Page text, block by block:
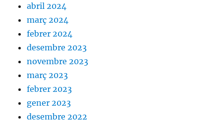
abril 2024
març 2024
febrer 2024
desembre 2023
novembre 2023
març 2023
febrer 2023
gener 2023
desembre 2022